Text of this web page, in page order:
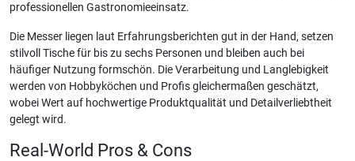
professionellen Gastronomieeinsatz.
Die Messer liegen laut Erfahrungsberichten gut in der Hand, setzen
stilvoll Tische für bis zu sechs Personen und bleiben auch bei
häufiger Nutzung formschön. Die Verarbeitung und Langlebigkeit
werden von Hobbyköchen und Profis gleichermaßen geschätzt,
wobei Wert auf hochwertige Produktqualität und Detailverliebtheit
gelegt wird.
Real-World Pros & Cons